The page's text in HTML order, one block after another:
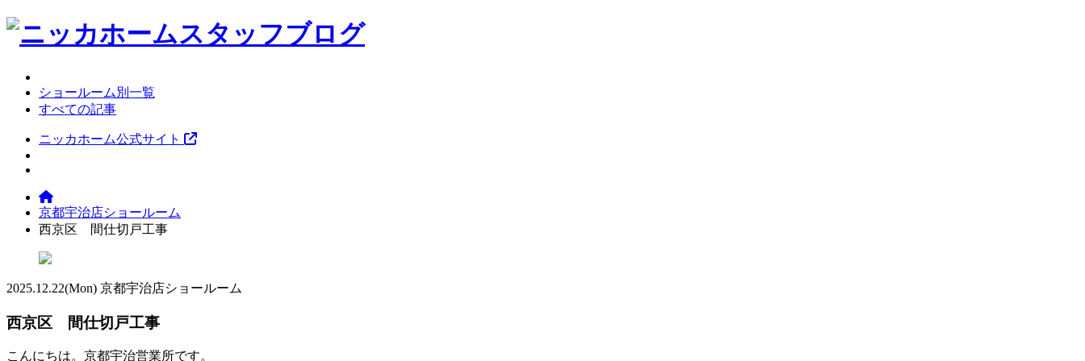
ショールーム別一覧
すべての記事
ニッカホーム公式サイト
京都宇治店ショールーム
西京区 間仕切戸工事
2025.12.22(Mon) 京都宇治店ショールーム
西京区 間仕切戸工事
こんにちは。京都宇治営業所です。